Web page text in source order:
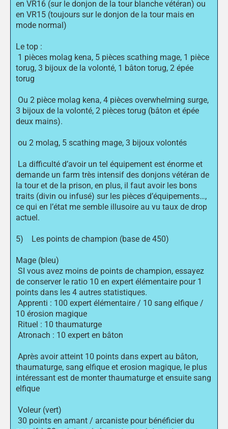
en VR16 (sur le donjon de la tour blanche vétéran) ou
en VR15 (toujours sur le donjon de la tour mais en
mode normal)
Le top :
1 pièces molag kena, 5 pièces scathing mage, 1 pièce
torug, 3 bijoux de la volonté, 1 bâton torug, 2 épée
torug
Ou 2 pièce molag kena, 4 pièces overwhelming surge,
3 bijoux de la volonté, 2 pièces torug (bâton et épée
deux mains).
ou 2 molag, 5 scathing mage, 3 bijoux volontés
La difficulté d’avoir un tel équipement est énorme et
demande un farm très intensif des donjons vétéran de
la tour et de la prison, en plus, il faut avoir les bons
traits (divin ou infusé) sur les pièces d’équipements…,
ce qui en l’état me semble illusoire au vu taux de drop
actuel.
5) Les points de champion (base de 450)
Mage (bleu)
SI vous avez moins de points de champion, essayez
de conserver le ratio 10 en expert élémentaire pour 1
points dans les 4 autres statistiques.
Apprenti : 100 expert élémentaire / 10 sang elfique /
10 érosion magique
Rituel : 10 thaumaturge
Atronach : 10 expert en bâton
Après avoir atteint 10 points dans expert au bâton,
thaumaturge, sang elfique et erosion magique, le plus
intéressant est de monter thaumaturge et ensuite sang
elfique
Voleur (vert)
30 points en amant / arcaniste pour bénéficier du